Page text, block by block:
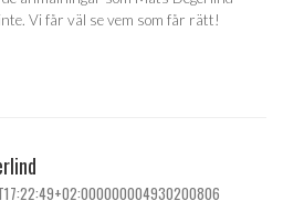
Vi får väl se vem som får rätt!